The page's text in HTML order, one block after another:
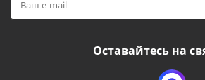
Оставайтесь на